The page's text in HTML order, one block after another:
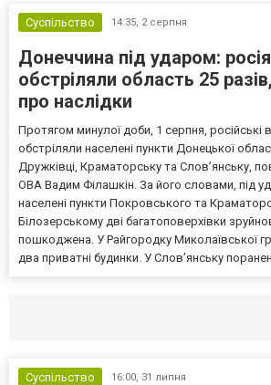
Суспільство 14:35, 2 серпня
Донеччина під ударом:
обстріляли область 25
про наслідки
Протягом минулої доби, 1 серпня, російські
обстріляли населені пункти Донецької
Дружківці, Краматорську та Слов’янську,
ОВА Вадим Філашкін. За його словами, під
населені пункти Покровського та
Білозерському дві багатоповерхівки
пошкоджена. У Райгородку Миколаївської
два приватні будинки. У Слов’янську
Суспільство 16:00, 31 липня